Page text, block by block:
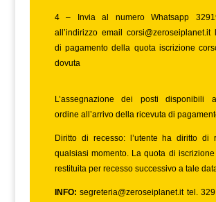
4 – Invia al numero Whatsapp
all’indirizzo email corsi@zeroseiplanet.it
di pagamento della quota iscrizione
dovuta
L’assegnazione dei posti disponibili
ordine all’arrivo della ricevuta di
Diritto di recesso: l’utente ha diritto di
qualsiasi momento. La quota di
restituita per recesso successivo a tale
INFO: segreteria@zeroseiplanet.ittel.